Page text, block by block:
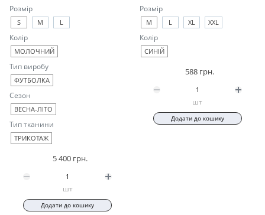
Розмір
S M L
Колір
МОЛОЧНИЙ
Тип виробу
ФУТБОЛКА
Сезон
ВЕСНА-ЛІТО
Тип тканини
ТРИКОТАЖ
5 400 грн.
шт
Додати до кошику
Розмір
M L XL XXL
Колір
СИНІЙ
588 грн.
шт
Додати до кошику